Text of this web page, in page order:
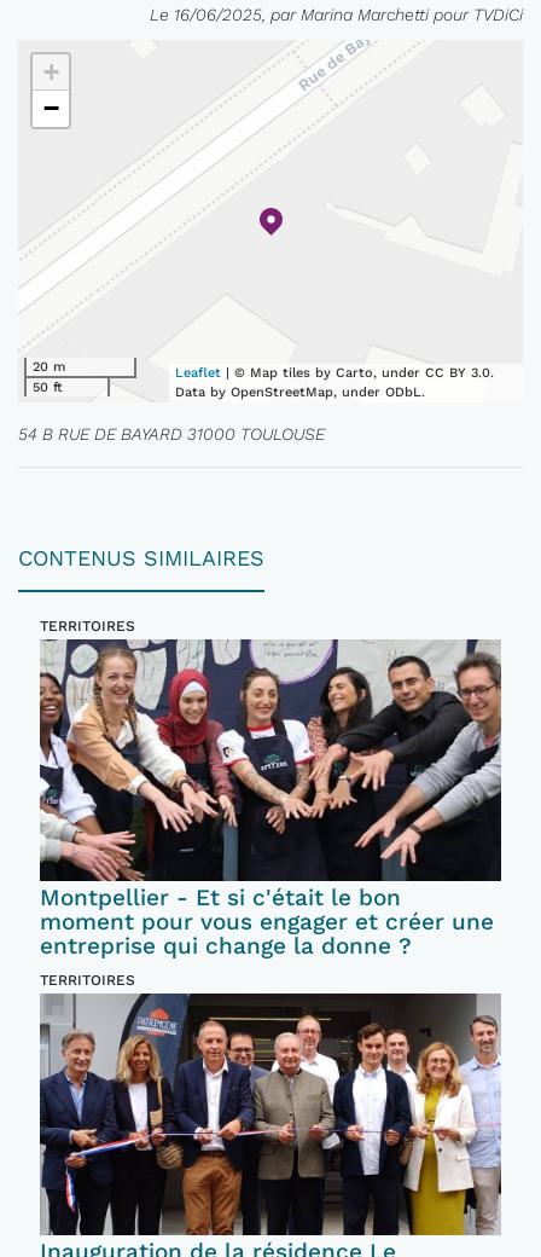
Le 16/06/2025, par Marina Marchetti pour TVDiCi
+
−
20 m
50 ft
Leaflet | © Map tiles by Carto, under CC BY 3.0.
Data by OpenStreetMap, under ODbL.
54 B RUE DE BAYARD 31000 TOULOUSE
CONTENUS SIMILAIRES
TERRITOIRES
Montpellier - Et si c'était le bon
moment pour vous engager et créer une
entreprise qui change la donne ?
TERRITOIRES
Inauguration de la résidence Le